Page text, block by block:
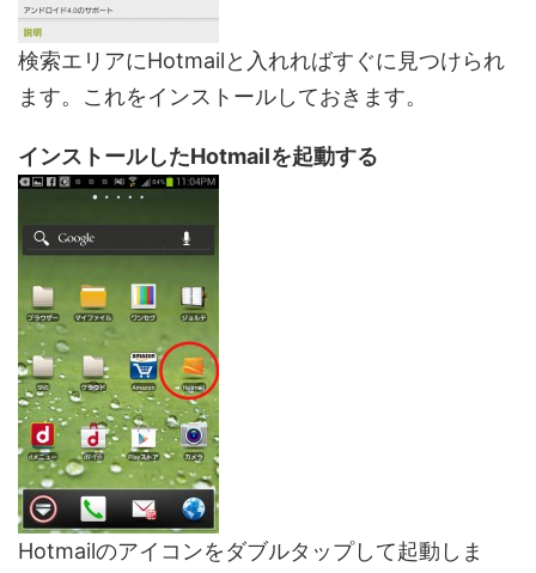
検索エリアにHotmailと入れればすぐに見つけられ
ます。これをインストールしておきます。
インストールしたHotmailを起動する
Hotmailのアイコンをダブルタップして起動しま